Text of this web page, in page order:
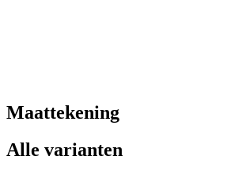
Maattekening
Alle varianten